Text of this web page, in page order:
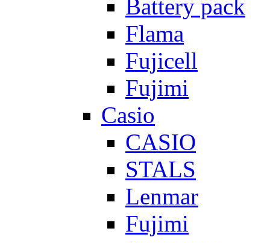
Battery pack
Flama
Fujicell
Fujimi
Casio
CASIO
STALS
Lenmar
Fujimi